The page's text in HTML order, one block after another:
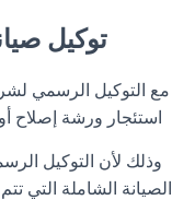
توكيل
مع التوكيل الرسمي
استئجار ورشة إصلاح
وذلك لأن التوكيل
الصيانة الشاملة التي